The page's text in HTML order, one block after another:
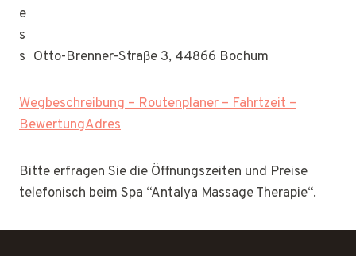
Otto-Brenner-Straße 3, 44866 Bochum
Wegbeschreibung – Routenplaner – Fahrtzeit –
BewertungAdres
Bitte erfragen Sie die Öffnungszeiten und Preise
telefonisch beim Spa “Antalya Massage Therapie“.